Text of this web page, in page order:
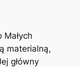
materialną,
główny